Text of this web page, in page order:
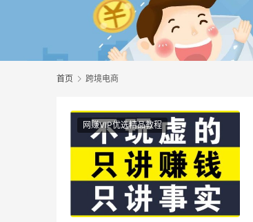
首页 跨境电商
网赚VIP优选精品教程